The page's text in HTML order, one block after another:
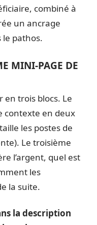
combiné à
un ancrage
pathos.
MINI-PAGE DE
trois blocs. Le
contexte en deux
les postes de
Le troisième
l’argent, quel est
les
la suite.
la description